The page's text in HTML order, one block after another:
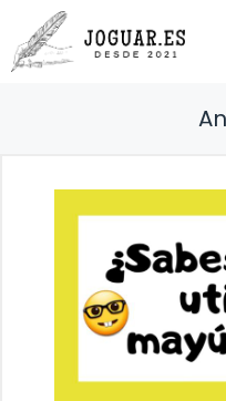
Saltar
al
contenido